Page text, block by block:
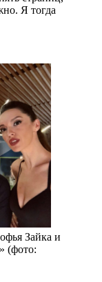
Я тогда
Зайка и
(фото: